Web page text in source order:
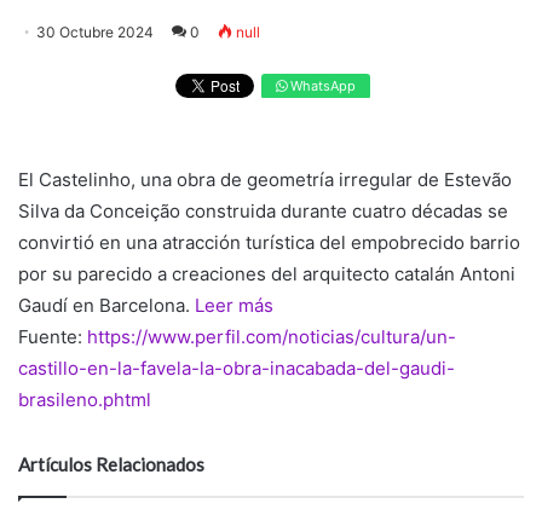
30 Octubre 2024 0 null
WhatsApp
El Castelinho, una obra de geometría irregular de Estevão
Silva da Conceição construida durante cuatro décadas se
convirtió en una atracción turística del empobrecido barrio
por su parecido a creaciones del arquitecto catalán Antoni
Gaudí en Barcelona. Leer más
Fuente: https://www.perfil.com/noticias/cultura/un-
castillo-en-la-favela-la-obra-inacabada-del-gaudi-
brasileno.phtml
Artículos Relacionados